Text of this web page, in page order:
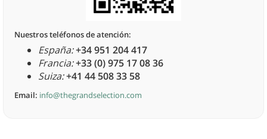
Nuestros teléfonos de atención:
España:+34 951 204 417
Francia:+33 (0) 975 17 08 36
Suiza:+41 44 508 33 58
Email: info@thegrandselection.com